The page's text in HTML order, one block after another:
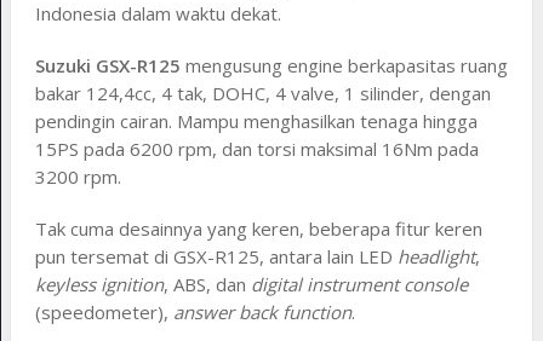
Indonesia dalam waktu dekat.
Suzuki GSX-R125 mengusung engine berkapasitas ruang
bakar 124,4cc, 4 tak, DOHC, 4 valve, 1 silinder, dengan
pendingin cairan. Mampu menghasilkan tenaga hingga
15PS pada 6200 rpm, dan torsi maksimal 16Nm pada
3200 rpm.
Tak cuma desainnya yang keren, beberapa fitur keren
pun tersemat di GSX-R125, antara lain LED headlight,
keyless ignition, ABS, dan digital instrument console
(speedometer), answer back function.